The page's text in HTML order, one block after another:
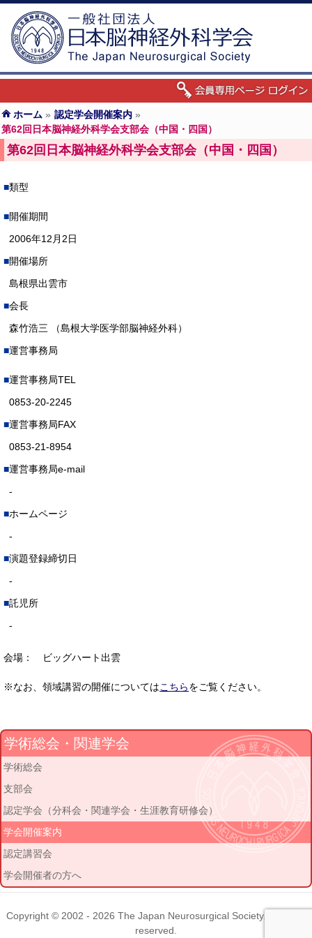
ホーム » 認定学会開催案内 »
第62回日本脳神経外科学会支部会（中国・四国）
第62回日本脳神経外科学会支部会（中国・四国）
類型
開催期間
2006年12月2日
開催場所
島根県出雲市
会長
森竹浩三 （島根大学医学部脳神経外科）
運営事務局
運営事務局TEL
0853-20-2245
運営事務局FAX
0853-21-8954
運営事務局e-mail
-
ホームページ
-
演題登録締切日
-
託児所
-
会場： ビッグハート出雲
※なお、領域講習の開催についてはこちらをご覧ください。
学術総会・関連学会
学術総会
支部会
認定学会（分科会・関連学会・生涯教育研修会）
学会開催案内
認定講習会
学会開催者の方へ
Copyright © 2002 - 2026 The Japan Neurosurgical Society. All rights
reserved.